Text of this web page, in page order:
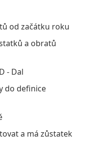
od začátku roku
a obratů
- Dal
do definice
a má zůstatek